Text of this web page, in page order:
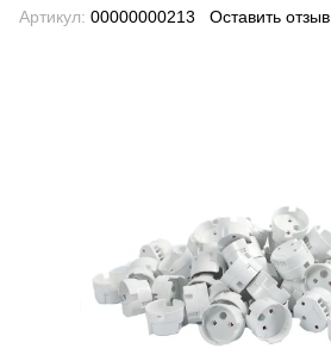
Артикул: 00000000213 Оставить отзыв